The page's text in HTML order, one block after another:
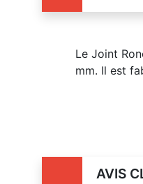
Le Joint
mm. Il est
AVIS